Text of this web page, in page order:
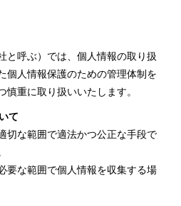
と呼ぶ）では、個人情報の取り扱
個人情報保護のための管理体制を
重に取り扱いいたします。
て
切な範囲で適法かつ公正な手段で
要な範囲で個人情報を収集する場